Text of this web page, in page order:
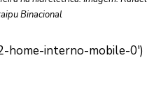
Binacional